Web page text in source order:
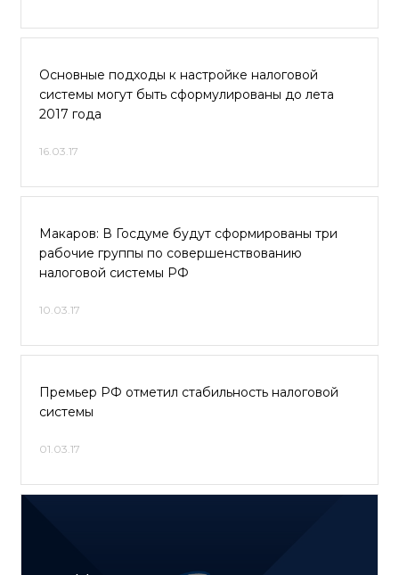
Основные подходы к настройке налоговой
системы могут быть сформулированы до лета
2017 года
16.03.17
Макаров: В Госдуме будут сформированы три
рабочие группы по совершенствованию
налоговой системы РФ
10.03.17
Премьер РФ отметил стабильность налоговой
системы
01.03.17